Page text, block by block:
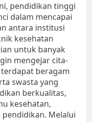
pendidikan tinggi
dalam mencapai
antara institusi
kesehatan
untuk banyak
mengejar cita-
beragam
swasta yang
berkualitas,
kesehatan,
Melalui